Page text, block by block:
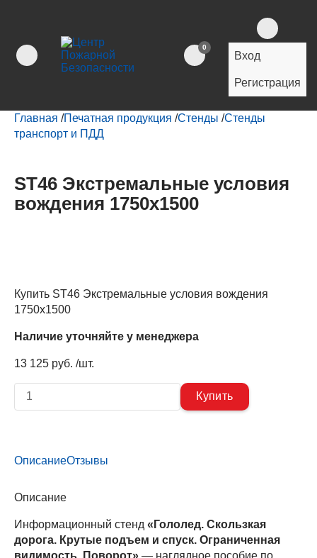
0
Вход
Регистрация
Главная /Печатная продукция /Стенды /Стенды
транспорт и ПДД
ST46 Экстремальные условия
вождения 1750х1500
Купить ST46 Экстремальные условия вождения
1750х1500
Наличие уточняйте у менеджера
13 125 руб. /шт.
ОписаниеОтзывы
Описание
Информационный стенд «Гололед. Скользкая
дорога. Крутые подъем и спуск. Ограниченная
видимость. Поворот» — наглядное пособие по